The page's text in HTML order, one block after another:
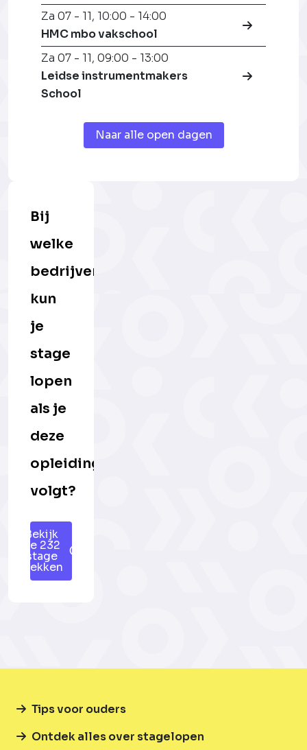
Za 07 - 11, 10:00 - 14:00
HMC mbo vakschool
Za 07 - 11, 09:00 - 13:00
Leidse instrumentmakers
School
Naar alle open dagen
Bij
welke
bedrijven
kun
je
stage
lopen
als je
deze
opleiding
volgt?
Bekijk
de 232
stage
plekken
Tips voor ouders
Ontdek alles over stagelopen